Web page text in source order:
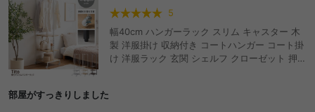
5
幅40cm ハンガーラック スリム キャスター 木
製 洋服掛け 収納付き コートハンガー コート掛
け 洋服ラック 玄関 シェルフ クローゼット 押入
部屋がすっきりしました